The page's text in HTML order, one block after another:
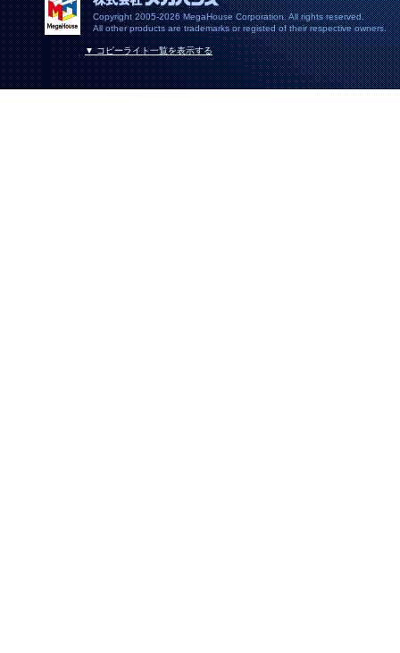
Copyright 2005-2026 MegaHouse Corporation. All rights reserved.
All other products are trademarks or registed of their respective owners.
▼ コピーライト一覧を表示する